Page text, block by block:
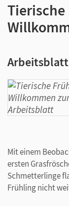
Arbeitsblatt
Mit einem
ersten
Schmetterlinge
Frühling nicht